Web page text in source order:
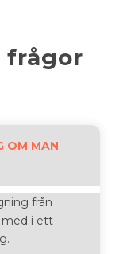
frågor
OM MAN
från
med i ett